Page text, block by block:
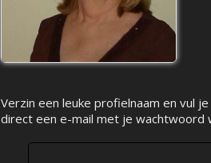
Verzin een leuke profielnaam en vul
direct een e-mail met je wachtwoord